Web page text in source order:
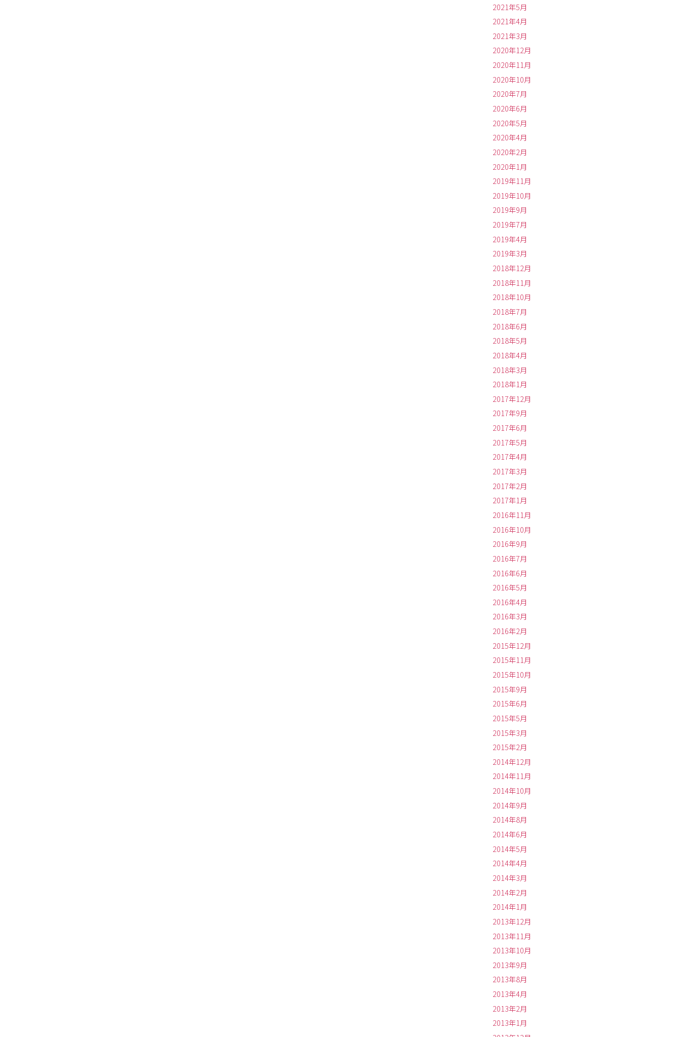
2021年5月
2021年4月
2021年3月
2020年12月
2020年11月
2020年10月
2020年7月
2020年6月
2020年5月
2020年4月
2020年2月
2020年1月
2019年11月
2019年10月
2019年9月
2019年7月
2019年4月
2019年3月
2018年12月
2018年11月
2018年10月
2018年7月
2018年6月
2018年5月
2018年4月
2018年3月
2018年1月
2017年12月
2017年9月
2017年6月
2017年5月
2017年4月
2017年3月
2017年2月
2017年1月
2016年11月
2016年10月
2016年9月
2016年7月
2016年6月
2016年5月
2016年4月
2016年3月
2016年2月
2015年12月
2015年11月
2015年10月
2015年9月
2015年6月
2015年5月
2015年3月
2015年2月
2014年12月
2014年11月
2014年10月
2014年9月
2014年8月
2014年6月
2014年5月
2014年4月
2014年3月
2014年2月
2014年1月
2013年12月
2013年11月
2013年10月
2013年9月
2013年8月
2013年4月
2013年2月
2013年1月